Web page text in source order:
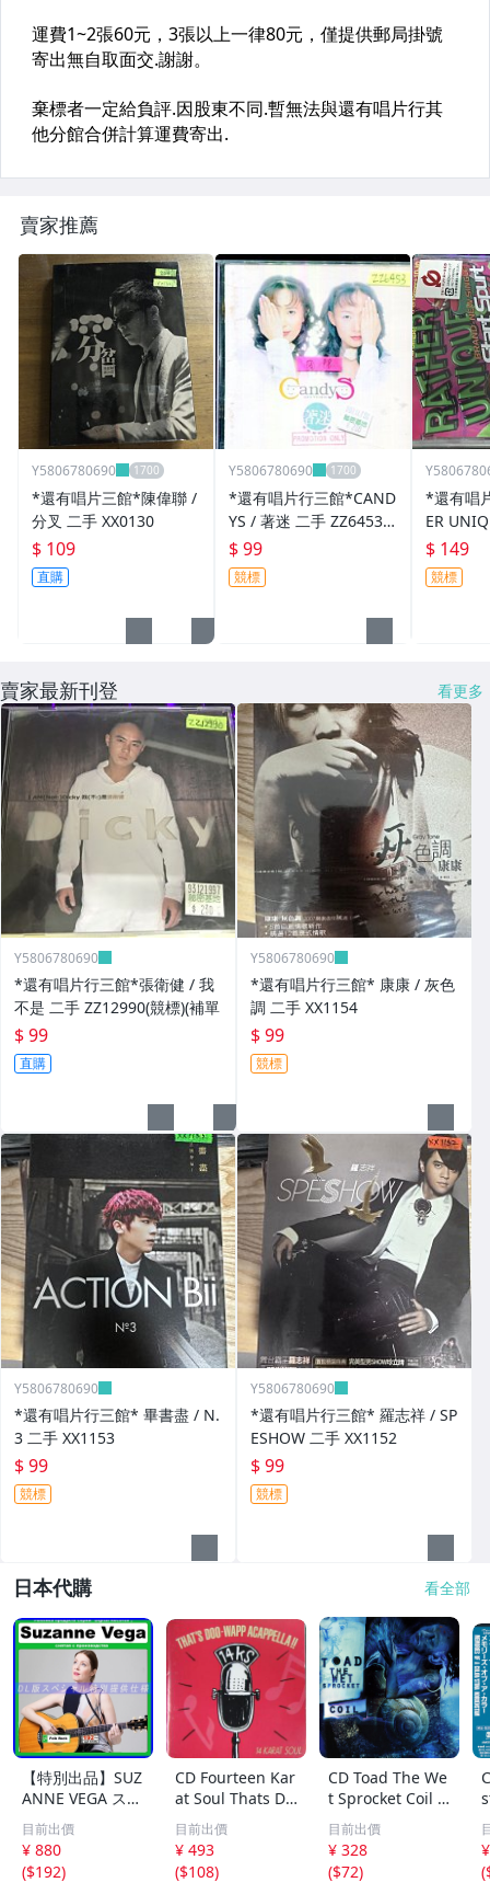
賣家推薦
Y5806780690
*還有唱片三館*陳偉聯 /
分叉 二手 XX0130
$ 109
直購
Y5806780690
*還有唱片行三館*CAND
YS / 著迷 二手 ZZ6453
(需競標)
$ 99
競標
*還有唱
ER
URT 二
標)
$ 149
競標
賣家最新刊登 看更多
Y5806780690
*還有唱片行三館*張衛健 / 我
不是 二手 ZZ12990(競標)(補單
$ 99
直購
Y5806780690
*還有唱片行三館* 康康 / 灰色
調 二手 XX1154
$ 99
競標
Y5806780690
*還有唱片行三館* 畢書盡 / N.
3 二手 XX1153
$ 99
競標
Y5806780690
*還有唱片行三館* 羅志祥 / SP
ESHOW 二手 XX1152
$ 99
競標
日本代購 看全部
【特別出品】SUZ
ANNE VEGA スザ
ンヌ・ヴェガ 精
選集 100歌 音楽D
L(MP3CD)☆
目前出價
¥ 880
($192)
CD Fourteen Kar
at Soul Thats Do
o-Wapp Acappel
la PCCY00374 Ca
nyon Internatio
nal /00110
目前出價
¥ 493
($108)
CD Toad The We
t Sprocket Coil C
K67862 Columbi
a /00110
目前出價
¥ 328
($72)
(